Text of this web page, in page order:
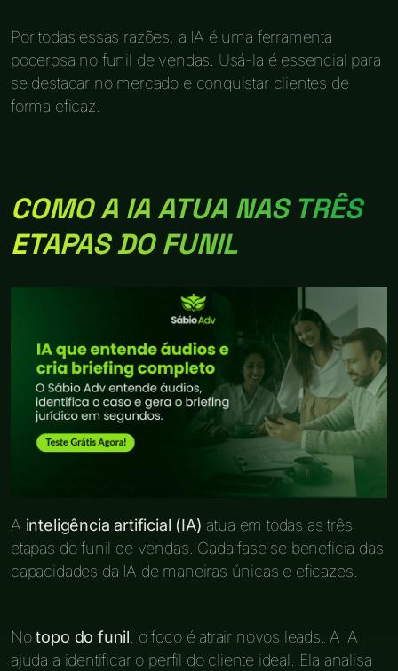
Por todas essas razões, a IA é uma ferramenta
poderosa no funil de vendas. Usá-la é essencial para
se destacar no mercado e conquistar clientes de
forma eficaz.
COMO A IA ATUA NAS TRÊS
ETAPAS DO FUNIL
A inteligência artificial (IA) atua em todas as três
etapas do funil de vendas. Cada fase se beneficia das
capacidades da IA de maneiras únicas e eficazes.
Notopo do funil , o foco é atrair novos leads. A IA
ajuda a identificar o perfil do cliente ideal. Ela analisa